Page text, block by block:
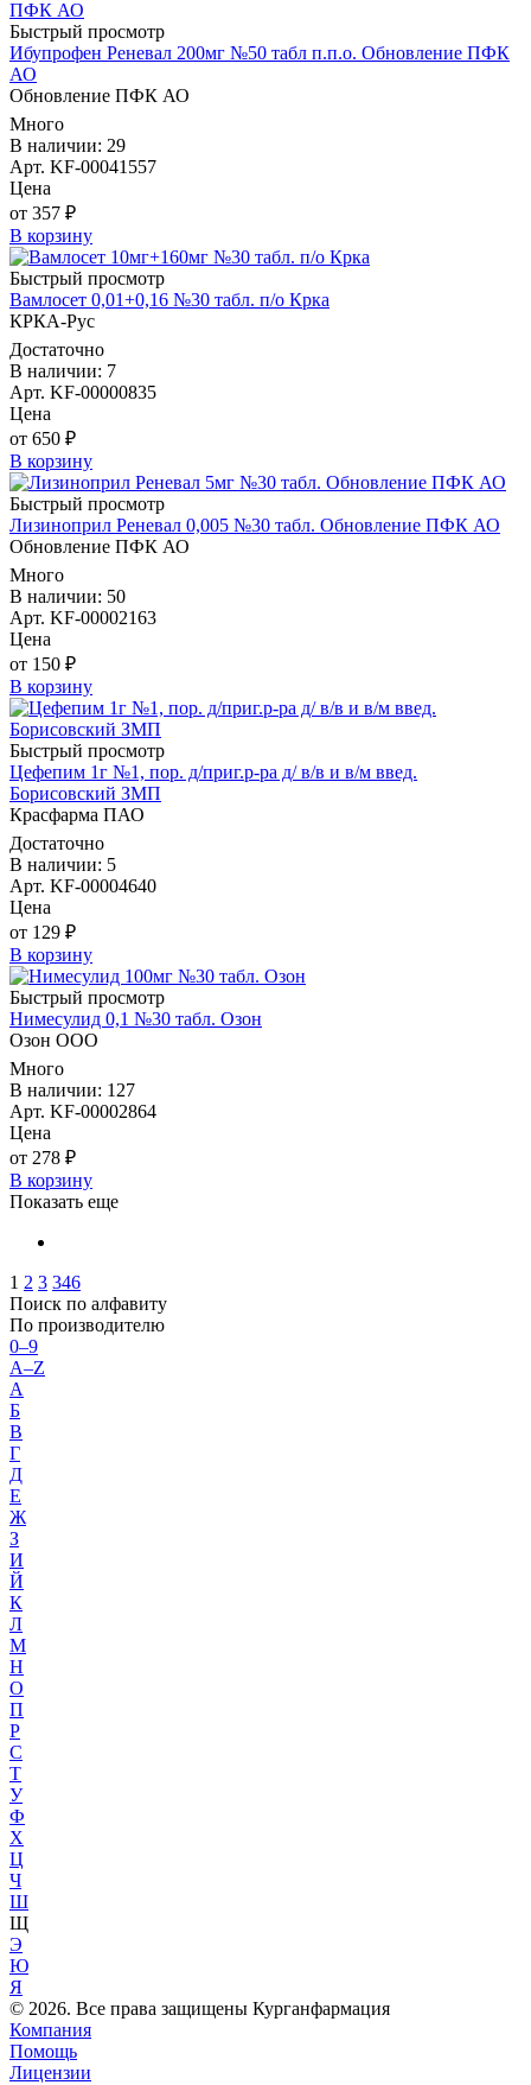
Быстрый просмотр
Ибупрофен Реневал 200мг №50 табл п.п.о. Обновление ПФК
АО
Обновление ПФК АО
Много
В наличии: 29
Арт. KF-00041557
Цена
от 357 ₽
В корзину
Быстрый просмотр
Вамлосет 0,01+0,16 №30 табл. п/о Крка
КРКА-Рус
Достаточно
В наличии: 7
Арт. KF-00000835
Цена
от 650 ₽
В корзину
Быстрый просмотр
Лизиноприл Реневал 0,005 №30 табл. Обновление ПФК АО
Обновление ПФК АО
Много
В наличии: 50
Арт. KF-00002163
Цена
от 150 ₽
В корзину
Быстрый просмотр
Цефепим 1г №1, пор. д/приг.р-ра д/ в/в и в/м введ.
Борисовский ЗМП
Красфарма ПАО
Достаточно
В наличии: 5
Арт. KF-00004640
Цена
от 129 ₽
В корзину
Быстрый просмотр
Нимесулид 0,1 №30 табл. Озон
Озон ООО
Много
В наличии: 127
Арт. KF-00002864
Цена
от 278 ₽
В корзину
Показать еще
1 2 3 346
Поиск по алфавиту
По производителю
0–9
A–Z
А
Б
В
Г
Д
Е
Ж
З
И
Й
К
Л
М
Н
О
П
Р
С
Т
У
Ф
Х
Ц
Ч
Ш
Щ
Э
Ю
Я
© 2026. Все права защищены Курганфармация
Компания
Помощь
Лицензии